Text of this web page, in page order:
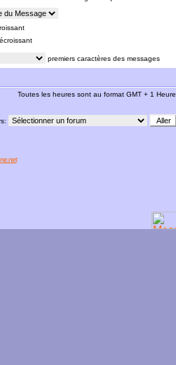
premiers caractères des messages
Toutes les heures sont au format GMT + 1 Heure